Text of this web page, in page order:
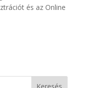
és az Online